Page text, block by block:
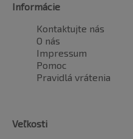
Informácie
Kontaktujte nás
O nás
Impressum
Pomoc
Pravidlá vrátenia
Veľkosti